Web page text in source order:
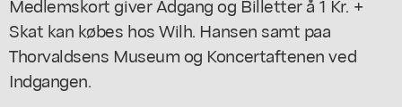
Skat kan købes hos Wilh. Hansen samt paa
Thorvaldsens Museum og Koncertaftenen ved
Indgangen.